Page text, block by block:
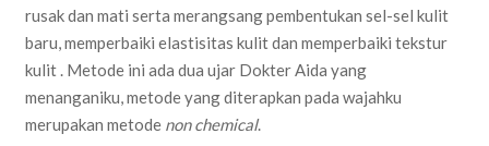
rusak dan mati serta merangsang pembentukan sel-sel kulit
baru, memperbaiki elastisitas kulit dan memperbaiki tekstur
kulit . Metode ini ada dua ujar Dokter Aida yang
menanganiku, metode yang diterapkan pada wajahku
merupakan metode non chemical.